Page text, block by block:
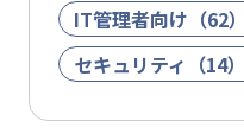
IT管理者向け（62）
セキュリティ（14）